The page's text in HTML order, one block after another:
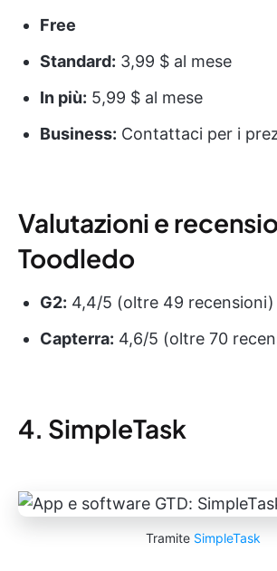
Free
Standard: 3,99 $ al mese
In più: 5,99 $ al mese
Business: Contattaci per i
Valutazioni e
Toodledo
G2: 4,4/5 (oltre 49 recensioni)
Capterra: 4,6/5 (oltre 70
4. SimpleTask
Tramite SimpleTask